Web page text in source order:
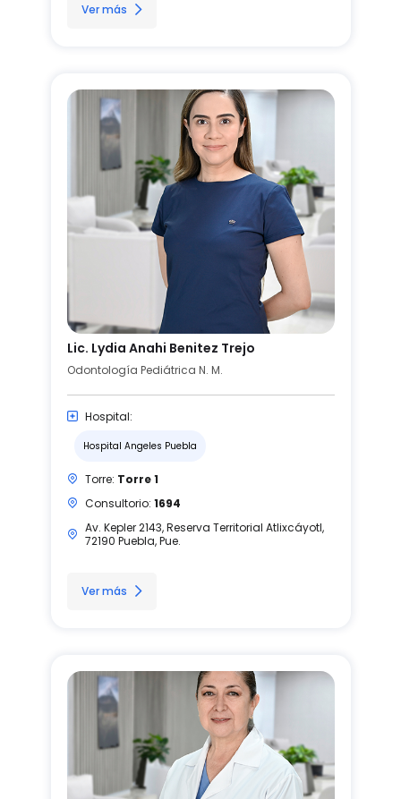
Ver más
Lic. Lydia Anahi Benitez Trejo
Odontología Pediátrica N. M.
Hospital:
Hospital Angeles Puebla
Torre: Torre 1
Consultorio: 1694
Av. Kepler 2143, Reserva Territorial Atlixcáyotl,
72190 Puebla, Pue.
Ver más